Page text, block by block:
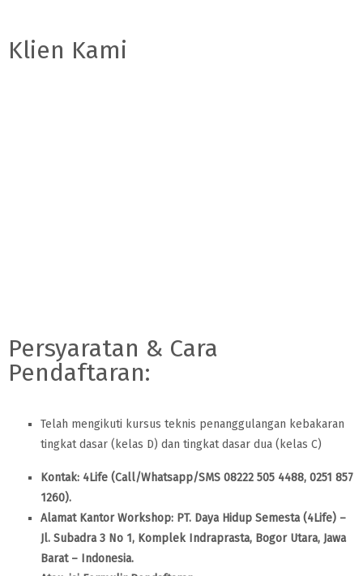
Klien Kami
Persyaratan & Cara
Pendaftaran:
Telah mengikuti kursus teknis penanggulangan kebakaran
tingkat dasar (kelas D) dan tingkat dasar dua (kelas C)
Kontak: 4Life (Call/Whatsapp/SMS 08222 505 4488, 0251 857
1260).
Alamat Kantor Workshop: PT. Daya Hidup Semesta (4Life) –
Jl. Subadra 3 No 1, Komplek Indraprasta, Bogor Utara, Jawa
Barat – Indonesia.